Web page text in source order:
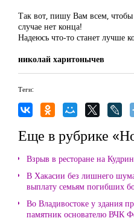
Так вот, пишу Вам всем, чтобы
случае нет конца!
Надеюсь что-то станет лучше
николай харитонычев
Теги:
Еще в рубрике
Взрыв в ресторане на
В Хакасии без лишнего
выплату семьям погибших
Во Владивостоке у здания
памятник основателю ВЧК